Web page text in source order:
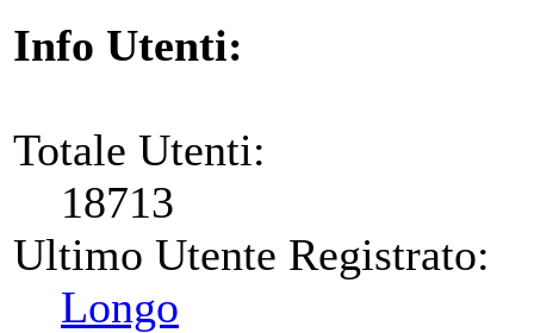
Info Utenti:
Totale Utenti:
18713
Ultimo Utente Registrato:
Longo